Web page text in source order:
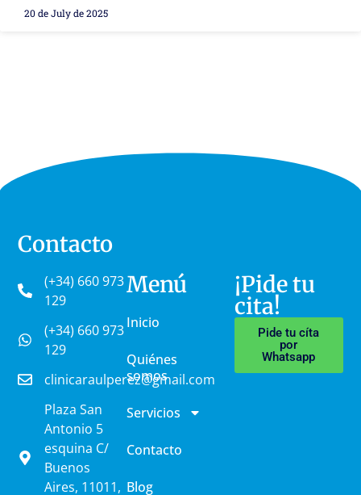
20 de July de 2025
Contacto
(+34) 660 973
129
(+34) 660 973
129
clinicaraulperez@gmail.com
Plaza San
Antonio 5
esquina C/
Buenos
Aires, 11011,
Menú
Inicio
Quiénes
somos
Servicios
Contacto
Blog
¡Pide tu
cita!
Pide tu cíta
por
Whatsapp